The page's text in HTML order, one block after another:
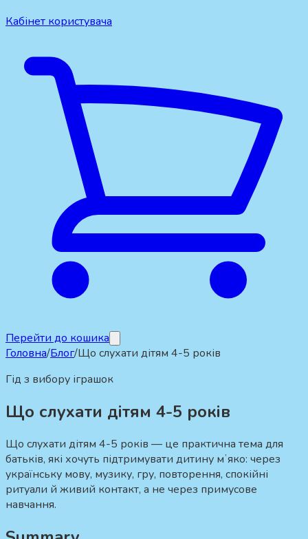
Кабінет користувача
Перейти до кошика
Головна/Блог/Що слухати дітям 4-5 років
Гід з вибору іграшок
Що слухати дітям 4-5 років
Що слухати дітям 4-5 років — це практична тема для
батьків, які хочуть підтримувати дитину мʼяко: через
українську мову, музику, гру, повторення, спокійні
ритуали й живий контакт, а не через примусове
навчання.